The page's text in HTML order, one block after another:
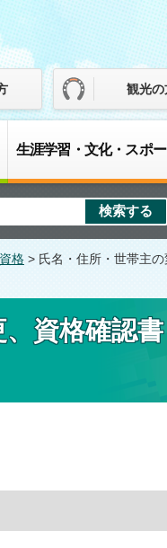
観光の
生涯学習・文化・スポ
格 > 氏名・住所・世帯主
資格確認